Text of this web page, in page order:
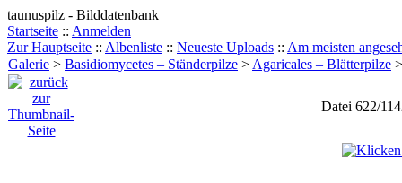
taunuspilz - Bilddatenbank
Startseite :: Anmelden
Zur Hauptseite :: Albenliste :: Neueste Uploads :: Am meisten
Galerie > Basidiomycetes – Ständerpilze > Agaricales – Blätterpilze
Datei 622/